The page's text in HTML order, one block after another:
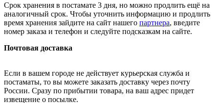
Срок хранения в постамате 3 дня, но можно продлить ещё на
аналогичный срок. Чтобы уточнить информацию и продлить
время хранения зайдите на сайт нашего партнера, введите
номер заказа и телефон и следуйте подсказкам на сайте.
Почтовая доставка
Если в вашем городе не действует курьерская служба и
постаматы, то вы можете заказать доставку через почту
России. Сразу по прибытии товара, на ваш адрес придет
извещение о посылке.